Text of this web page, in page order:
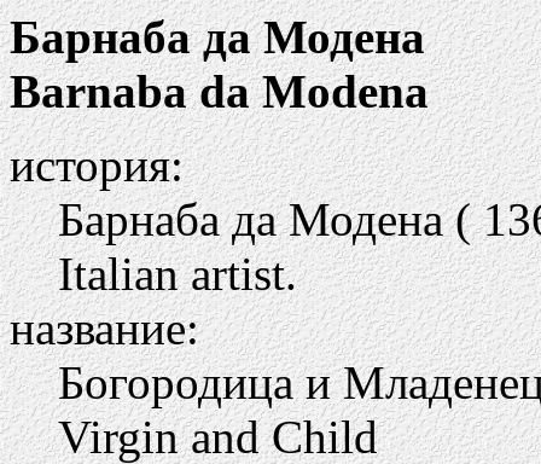
Барнаба да Модена
Barnaba da Modena
история:
Барнаба да Модена (
Italian artist.
название:
Богородица и
Virgin and Child